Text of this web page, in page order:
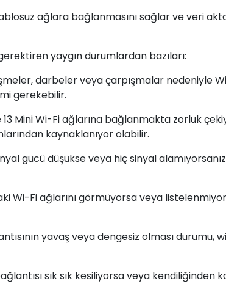
ağlara bağlanmasını sağlar ve veri
yaygın durumlardan bazıları:
darbeler veya çarpışmalar nedeniyle
gerekebilir.
13 Mini Wi-Fi ağlarına bağlanmakta zorluk
kaynaklanıyor olabilir.
gücü düşükse veya hiç sinyal
Wi-Fi ağlarını görmüyorsa veya
yavaş veya dengesiz olması durumu,
sık sık kesiliyorsa veya kendiliğinden